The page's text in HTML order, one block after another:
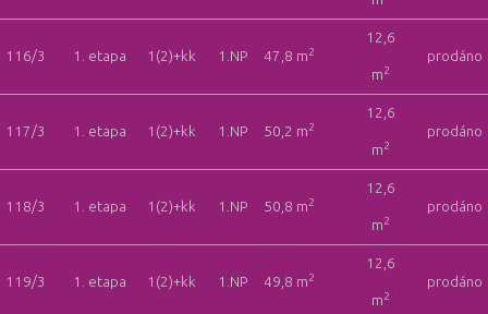
116/3 1. etapa 1(2)+kk 1.NP 47,8 m2
12,6
m2
prodáno
117/3 1. etapa 1(2)+kk 1.NP 50,2 m2
12,6
m2
prodáno
118/3 1. etapa 1(2)+kk 1.NP 50,8 m2
12,6
m2
prodáno
119/3 1. etapa 1(2)+kk 1.NP 49,8 m2
12,6
m2
prodáno